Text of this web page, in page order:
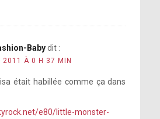
Baby dit :
2011 À 0 H 37 MIN
était habillée comme ça dans
e80/little-monster-